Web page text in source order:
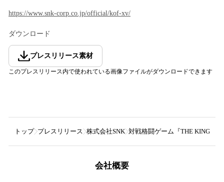
https://www.snk-corp.co.jp/official/kof-xv/
ダウンロード
プレスリリース素材
このプレスリリース内で使われている画像ファイルがダウンロードできます
トップ プレスリリース 株式会社SNK 対戦格闘ゲーム『THE KING OF
会社概要